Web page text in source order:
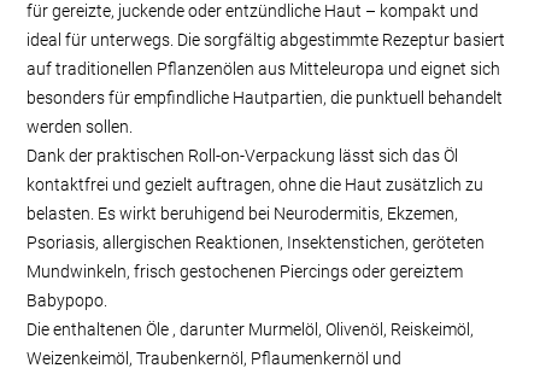
für gereizte, juckende oder entzündliche Haut – kompakt und
ideal für unterwegs. Die sorgfältig abgestimmte Rezeptur basiert
auf traditionellen Pflanzenölen aus Mitteleuropa und eignet sich
besonders für empfindliche Hautpartien, die punktuell behandelt
werden sollen.
Dank der praktischen Roll-on-Verpackung lässt sich das Öl
kontaktfrei und gezielt auftragen, ohne die Haut zusätzlich zu
belasten. Es wirkt beruhigend bei Neurodermitis, Ekzemen,
Psoriasis, allergischen Reaktionen, Insektenstichen, geröteten
Mundwinkeln, frisch gestochenen Piercings oder gereiztem
Babypopo.
Die enthaltenen Öle , darunter Murmelöl, Olivenöl, Reiskeimöl,
Weizenkeimöl, Traubenkernöl, Pflaumenkernöl und